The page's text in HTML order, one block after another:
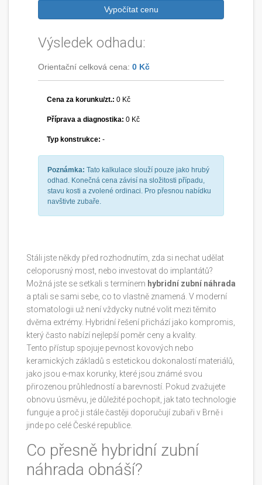
Vypočítat cenu
Výsledek odhadu:
Orientační celková cena: 0 Kč
Cena za korunku/zt.: 0 Kč
Příprava a diagnostika: 0 Kč
Typ konstrukce: -
Poznámka: Tato kalkulace slouží pouze jako hrubý
odhad. Konečná cena závisí na složitosti případu,
stavu kosti a zvolené ordinaci. Pro přesnou nabídku
navštivte zubaře.
Stáli jste někdy před rozhodnutím, zda si nechat udělat
celoporusný most, nebo investovat do implantátů?
Možná jste se setkali s termínem hybridní zubní náhrada
a ptali se sami sebe, co to vlastně znamená. V moderní
stomatologii už není vždycky nutné volit mezi těmito
dvěma extrémy. Hybridní řešení přichází jako kompromis,
který často nabízí nejlepší poměr ceny a kvality.
Tento přístup spojuje pevnost kovových nebo
keramických základů s estetickou dokonalostí materiálů,
jako jsou e-max korunky, které jsou známé svou
přirozenou průhledností a barevností. Pokud zvažujete
obnovu úsměvu, je důležité pochopit, jak tato technologie
funguje a proč ji stále častěji doporučují zubaři v Brně i
jinde po celé České republice.
Co přesně hybridní zubní
náhrada obnáší?